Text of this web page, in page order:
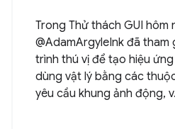
Trong Thử thách GUI hôm
@AdamArgyleInk đã
trình thú vị để tạo hiệu
dùng vật lý bằng các
yêu cầu khung ảnh động,